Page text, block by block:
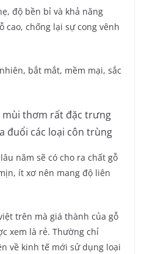
độ bền bỉ và khả năng
cao, chống lại sự cong vênh
bắt mắt, mềm mại, sắc
mùi thơm rất đặc trưng
đuổi các loại côn trùng
năm sẽ có cho ra chất gỗ
ít xơ nên mang độ liên
trên mà giá thành của gỗ
xem là rẻ. Thường chỉ
về kinh tế mới sử dụng loại